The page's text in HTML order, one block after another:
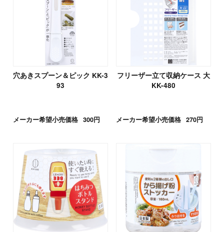
穴あきスプーン＆ピック KK-3
93
メーカー希望小売価格 300円
フリーザー立て収納ケース 大
KK-480
メーカー希望小売価格 270円